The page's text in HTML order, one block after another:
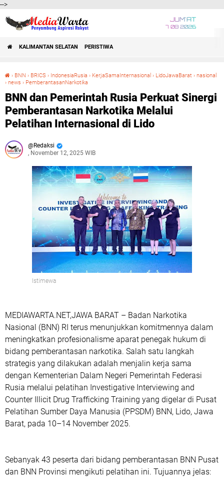
-->
JUM'AT
7 08 2026
KALIMANTAN SELATAN PERISTIWA
› BNN › BRICS › IndonesiaRusia › KerjaSamaInternasional › LidoJawaBarat › nasional
› news › PemberantasanNarkotika
BNN dan Pemerintah Rusia Perkuat Sinergi
Pemberantasan Narkotika Melalui
Pelatihan Internasional di Lido
Redaksi
, November 12, 2025 WIB
Istimewa
MEDIAWARTA.NET,JAWA BARAT – Badan Narkotika
Nasional (BNN) RI terus menunjukkan komitmennya dalam
meningkatkan profesionalisme aparat penegak hukum di
bidang pemberantasan narkotika. Salah satu langkah
strategis yang dilakukan adalah menjalin kerja sama
dengan Kementerian Dalam Negeri Pemerintah Federasi
Rusia melalui pelatihan Investigative Interviewing and
Counter Illicit Drug Trafficking Training yang digelar di Pusat
Pelatihan Sumber Daya Manusia (PPSDM) BNN, Lido, Jawa
Barat, pada 10–14 November 2025.
Sebanyak 43 peserta dari bidang pemberantasan BNN Pusat
dan BNN Provinsi mengikuti pelatihan ini. Tujuannya jelas: